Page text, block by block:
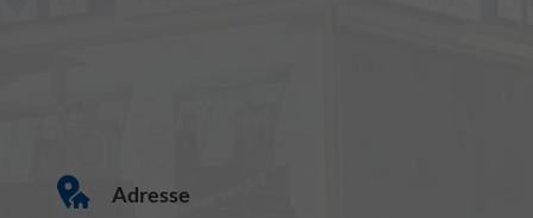
Adresse